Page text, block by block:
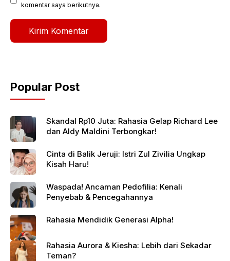
komentar saya berikutnya.
Popular Post
Skandal Rp10 Juta: Rahasia Gelap Richard Lee
dan Aldy Maldini Terbongkar!
Cinta di Balik Jeruji: Istri Zul Zivilia Ungkap
Kisah Haru!
Waspada! Ancaman Pedofilia: Kenali
Penyebab & Pencegahannya
Rahasia Mendidik Generasi Alpha!
Rahasia Aurora & Kiesha: Lebih dari Sekadar
Teman?